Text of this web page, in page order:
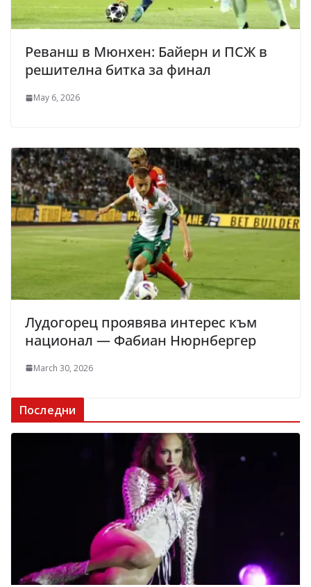
Реванш в Мюнхен: Байерн и ПСЖ в
решителна битка за финал
May 6, 2026
Лудогорец проявява интерес към
национал — Фабиан Нюрнбергер
March 30, 2026
Последни